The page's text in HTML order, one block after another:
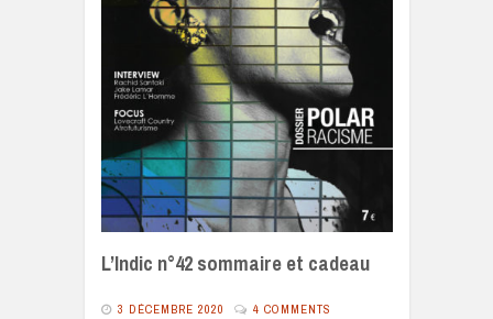
L’Indic n°42 sommaire et cadeau
3 DÉCEMBRE 2020 4 COMMENTS